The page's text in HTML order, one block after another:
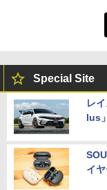
Special Site
レ
lus
イ